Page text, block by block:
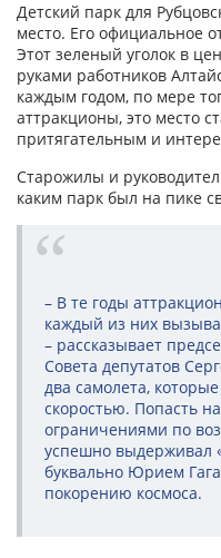
Детский парк для
место. Его официальное
Этот зеленый уголок в
руками работников
каждым годом, по мере
аттракционы, это место
притягательным и
Старожилы и
каким парк был на пике
– В те годы
каждый из них
– рассказывает
Совета депутатов
два самолета,
скоростью. Попасть
ограничениями по
успешно выдерживал
буквально Юрием
покорению космоса.